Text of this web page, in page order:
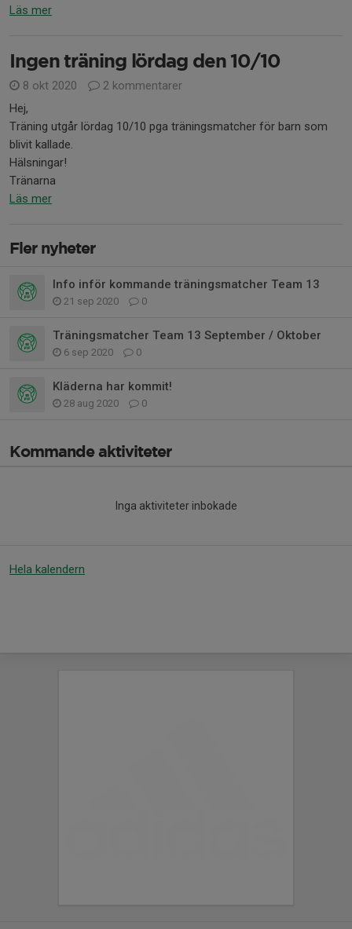
Läs mer
Ingen träning lördag den 10/10
8 okt 2020
2 kommentarer
Hej,
Träning utgår lördag 10/10 pga träningsmatcher för barn som
blivit kallade.
Hälsningar!
Tränarna
Läs mer
Fler nyheter
Info inför kommande träningsmatcher Team 13
21 sep 2020 0
Träningsmatcher Team 13 September / Oktober
6 sep 2020 0
Kläderna har kommit!
28 aug 2020 0
Kommande aktiviteter
Inga aktiviteter inbokade
Hela kalendern